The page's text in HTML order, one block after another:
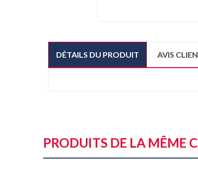
DÉTAILS DU PRODUIT AVIS
PRODUITS DE LA MÊME